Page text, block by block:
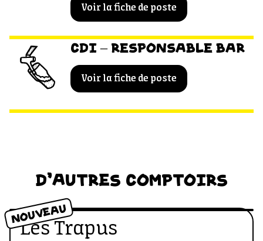
Voir la fiche de poste
CDI – RESPONSABLE BAR
Voir la fiche de poste
D'AUTRES COMPTOIRS
NOUVEAU
Les Trapus